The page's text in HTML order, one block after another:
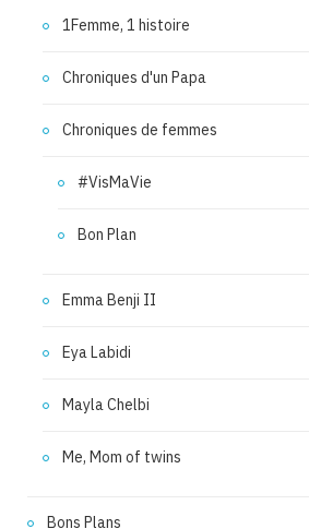
1Femme, 1 histoire
Chroniques d'un Papa
Chroniques de femmes
#VisMaVie
Bon Plan
Emma Benji II
Eya Labidi
Mayla Chelbi
Me, Mom of twins
Bons Plans